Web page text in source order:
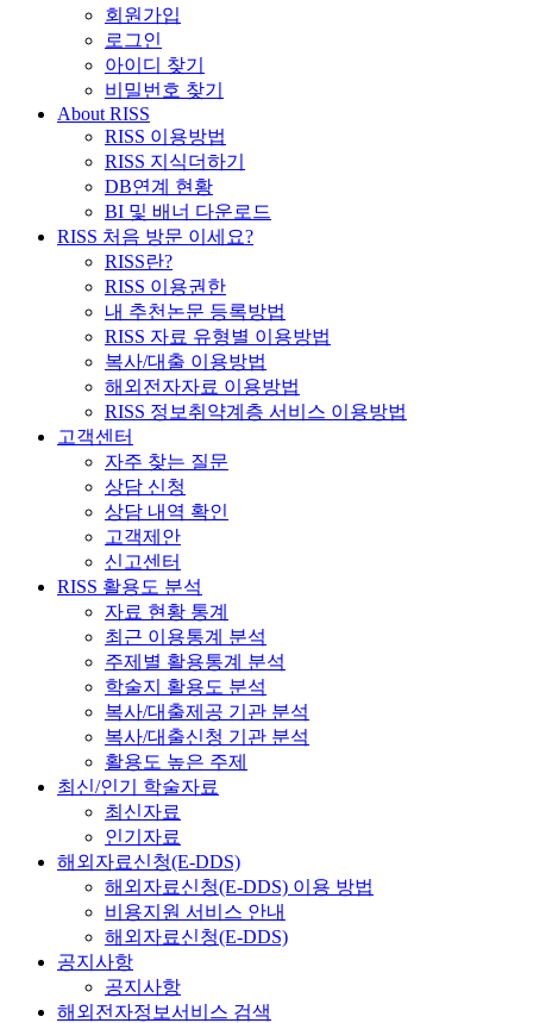
회원가입
로그인
아이디 찾기
비밀번호 찾기
About RISS
RISS 이용방법
RISS 지식더하기
DB연계 현황
BI 및 배너 다운로드
RISS 처음 방문 이세요?
RISS란?
RISS 이용권한
내 추천논문 등록방법
RISS 자료 유형별 이용방법
복사/대출 이용방법
해외전자자료 이용방법
RISS 정보취약계층 서비스 이용방법
고객센터
자주 찾는 질문
상담 신청
상담 내역 확인
고객제안
신고센터
RISS 활용도 분석
자료 현황 통계
최근 이용통계 분석
주제별 활용통계 분석
학술지 활용도 분석
복사/대출제공 기관 분석
복사/대출신청 기관 분석
활용도 높은 주제
최신/인기 학술자료
최신자료
인기자료
해외자료신청(E-DDS)
해외자료신청(E-DDS) 이용 방법
비용지원 서비스 안내
해외자료신청(E-DDS)
공지사항
공지사항
해외전자정보서비스 검색